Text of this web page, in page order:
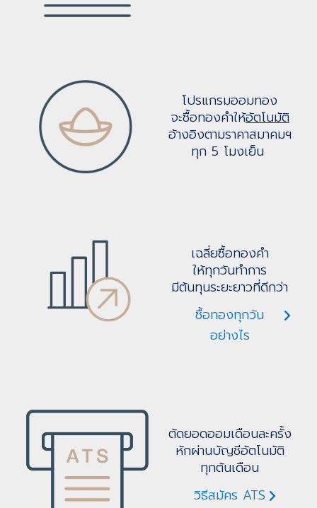
โปรแกรมออมทอง
จะซื้อทองคำให้อัตโนมัติ
อ้างอิงตามราคาสมาคมฯ
ทุก 5 โมงเย็น
เฉลี่ยซื้อทองคำ
ให้ทุกวันทำการ
มีต้นทุนระยะยาวที่ดีกว่า
ซื้อทองทุกวัน
อย่างไร
ตัดยอดออมเดือนละครั้ง
หักผ่านบัญชีอัตโนมัติ
ทุกต้นเดือน
วิธีสมัคร ATS